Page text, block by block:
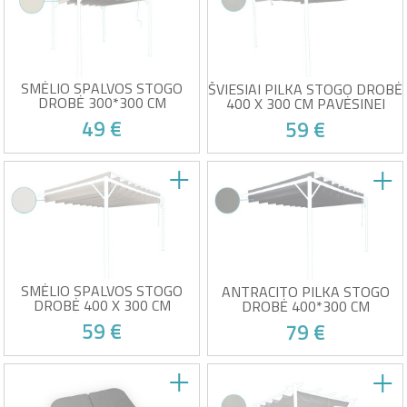
Spalva: šviesiai pilka
UV50+ apsauga nuo saulės ir
Savo sėkmės auka! 180g/m²Savo sėkmės auka!
SMĖLIO SPALVOS STOGO
DROBĖ 300*300 CM
PAVĖSINEI BAHIA
49 €
BAHIA Bioclimatic Pergola
stogo drobė
Plotis 3 m Gylis: 3 m
Medžiaga: poliesteris
180g/m²
klasė ir vandeniui atsparus
Savo sėkmės auka!
ŠVIESIAI PILKA STOGO DROBĖ
400 X 300 CM PAVĖSINEI
NOOSA
59 €
NOOSA Pergola stogo drobė
Plotis 4 m Gylis: 3 m
Medžiaga: poliesteris
180g/m²
Spalva: šviesiai pilka
Spalvos atsparumas ES 5
Savo sėkmės auka!
SMĖLIO SPALVOS STOGO
DROBĖ 400 X 300 CM
PAVĖSINEI BAHIA
59 €
BAHIA Bioclimatic Pergola
Plotis 4 m Gylis: 3 m
ANTRACITO PILKA STOGO
DROBĖ 400*300 CM
PAVĖSINEI BAHIA
79 €
BAHIA Bioclimatic Pergola
Plotis 4 m Gylis: 3 m